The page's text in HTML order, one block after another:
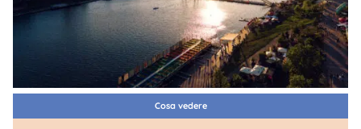
Cosa vedere